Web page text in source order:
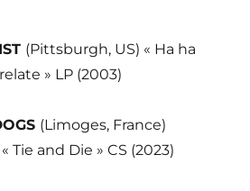
(Pittsburgh, US) « Ha ha
» LP (2003)
(Limoges, France)
Tie and Die » CS (2023)